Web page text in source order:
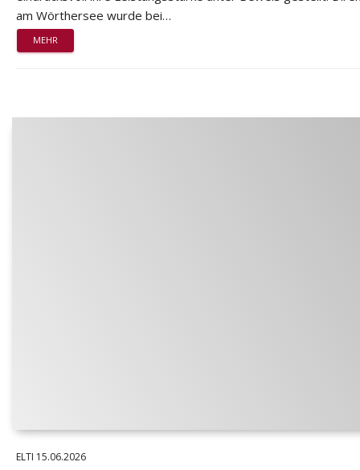
am Wörthersee wurde bei…
MEHR
ELTI 15.06.2026